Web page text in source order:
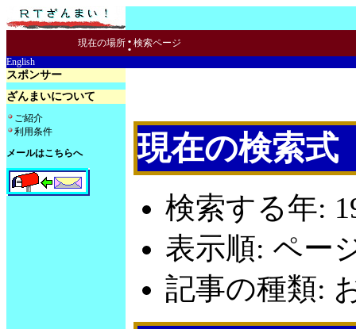
現在の場所 : 検索ページ
English
スポンサー
ざんまいについて
ご紹介
利用条件
メールはこちらへ
現在の検索式
検索する年:
表示順: ペー
記事の種類: